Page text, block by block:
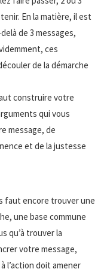
En la matière, il est
de 3 messages,
ces
de la démarche
construire votre
qui vous
message, de
et de la justesse
faut encore trouver une
une base commune
qu’à trouver la
votre message,
l’action doit amener